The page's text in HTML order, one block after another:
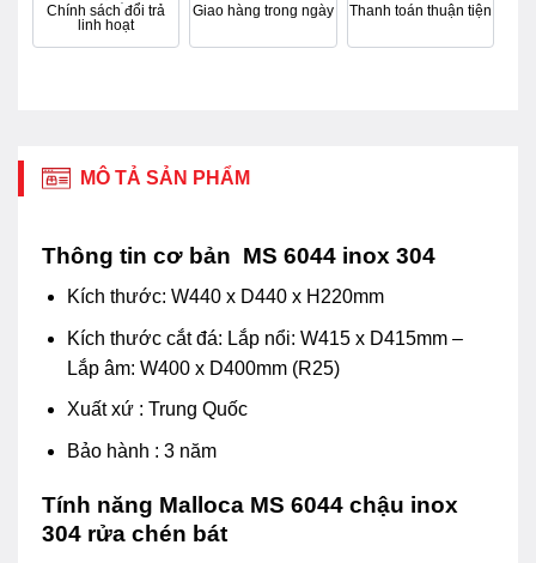
Chính sách đổi trả
linh hoạt
Giao hàng trong ngày Thanh toán thuận tiện
MÔ TẢ SẢN PHẨM
Thông tin cơ bản MS 6044 inox 304
Kích thước: W440 x D440 x H220mm
Kích thước cắt đá: Lắp nổi: W415 x D415mm –
Lắp âm: W400 x D400mm (R25)
Xuất xứ : Trung Quốc
Bảo hành : 3 năm
Tính năng Malloca MS 6044 chậu inox
304 rửa chén bát